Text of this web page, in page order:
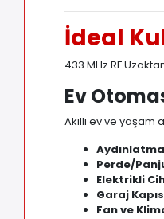
İdeal
433 MHz RF
Ev
Akıllı ev ve yaşam
Perde/
Elektrikli
Garaj
Fan ve